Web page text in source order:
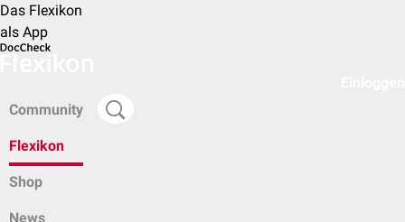
Das Flexikon
als App
Community
Flexikon
Shop
News